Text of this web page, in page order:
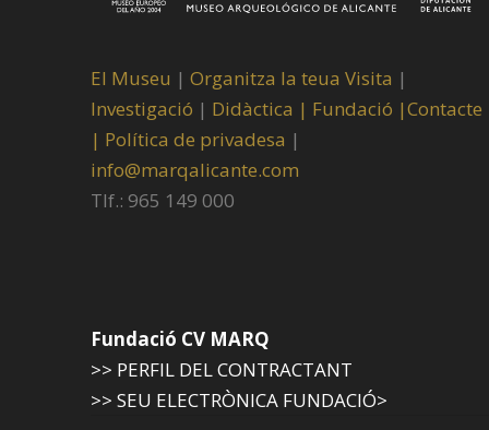
El Museu | Organitza la teua Visita |
Investigació | Didàctica | Fundació |Contacte
| Política de privadesa |
info@marqalicante.com
Tlf.: 965 149 000
Fundació CV MARQ
>> PERFIL DEL CONTRACTANT
>> SEU ELECTRÒNICA FUNDACIÓ>